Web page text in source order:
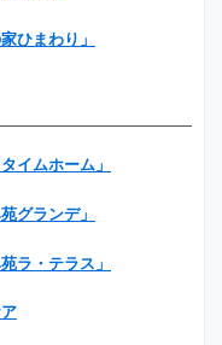
ひまわり」
イムホーム」
グランデ」
ラ・テラス」